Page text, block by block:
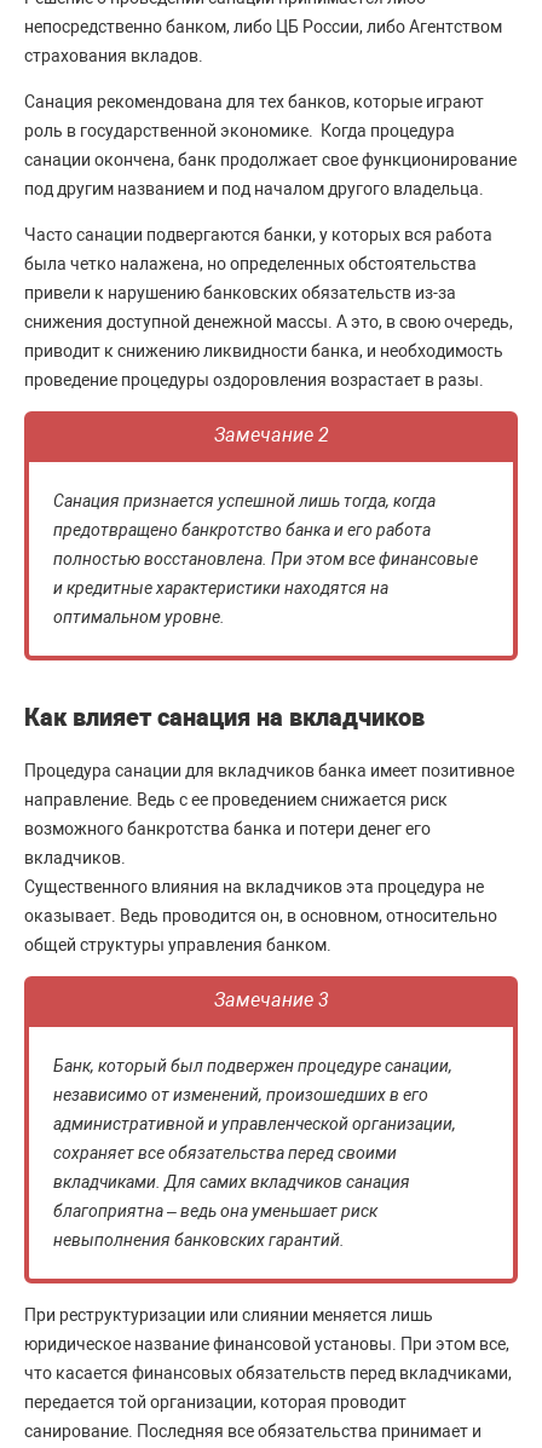
непосредственно банком, либо ЦБ России, либо Агентством
страхования вкладов.
Санация рекомендована для тех банков, которые играют
роль в государственной экономике. Когда процедура
санации окончена, банк продолжает свое функционирование
под другим названием и под началом другого владельца.
Часто санации подвергаются банки, у которых вся работа
была четко налажена, но определенных обстоятельства
привели к нарушению банковских обязательств из-за
снижения доступной денежной массы. А это, в свою очередь,
приводит к снижению ликвидности банка, и необходимость
проведение процедуры оздоровления возрастает в разы.
Замечание 2
Санация признается успешной лишь тогда, когда
предотвращено банкротство банка и его работа
полностью восстановлена. При этом все финансовые
и кредитные характеристики находятся на
оптимальном уровне.
Как влияет санация на вкладчиков
Процедура санации для вкладчиков банка имеет позитивное
направление. Ведь с ее проведением снижается риск
возможного банкротства банка и потери денег его
вкладчиков.
Существенного влияния на вкладчиков эта процедура не
оказывает. Ведь проводится он, в основном, относительно
общей структуры управления банком.
Замечание 3
Банк, который был подвержен процедуре санации,
независимо от изменений, произошедших в его
административной и управленческой организации,
сохраняет все обязательства перед своими
вкладчиками. Для самих вкладчиков санация
благоприятна – ведь она уменьшает риск
невыполнения банковских гарантий.
При реструктуризации или слиянии меняется лишь
юридическое название финансовой установы. При этом все,
что касается финансовых обязательств перед вкладчиками,
передается той организации, которая проводит
санирование. Последняя все обязательства принимает и